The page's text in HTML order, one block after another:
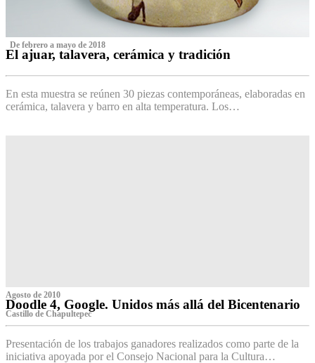
‌ De febrero a mayo de 2018
El ajuar, talavera, cerámica y tradición
En esta muestra se reúnen 30 piezas contemporáneas, elaboradas en
cerámica, talavera y barro en alta temperatura. Los…
Agosto de 2010
Doodle 4, Google. Unidos más allá del Bicentenario
Castillo de Chapultepec
Presentación de los trabajos ganadores realizados como parte de la
iniciativa apoyada por el Consejo Nacional para la Cultura…